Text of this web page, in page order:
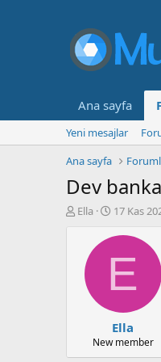
Ana sayfa
Yeni mesajlar
Ana sayfa
Dev
K
l
Ella
B
ş
a
n
ı
ç
t
a
17 Kas
E
Ella
New member